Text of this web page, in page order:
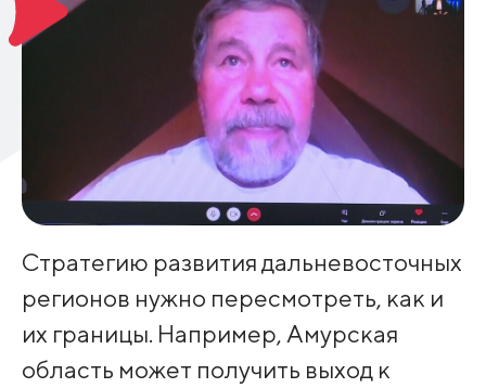
Стратегию развития дальневосточных
регионов нужно пересмотреть, как и
их границы. Например, Амурская
область может получить выход к